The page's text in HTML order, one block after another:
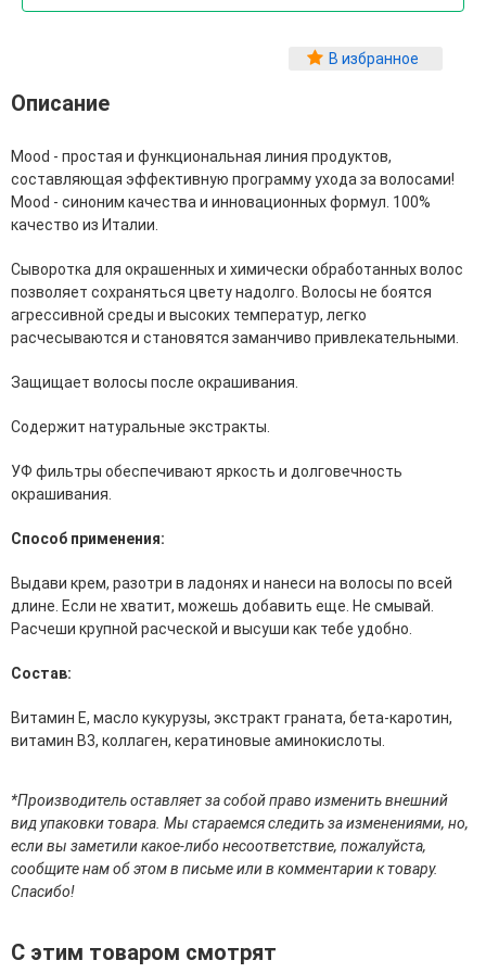
Гели для лица
Защита от солнца для лица
Карбокситерапия
Кремы для лица
Маски для лица
Масла для лица
Мицеллярная вода
Молочко и сливки для лица
Пенки и муссы для лица
Спреи для лица
Сыворотки, эликсиры, эмульсии, концентраты и
эссенции для лица
Уход для губ
Уход для кожи вокруг глаз
Для Тела
Бальзамы и гели для тела
Гели для душа
Дезодоранты для тела
Кремы для тела
Лосьоны, сыворотки и эликсиры для тела
Масла для тела
Молочко для тела
Мыло
Скрабы и пилинги для тела
В избранное
Описание
Mood - простая и функциональная линия продуктов,
составляющая эффективную программу ухода за волосами!
Mood - синоним качества и инновационных формул. 100%
качество из Италии.
Cыворотка для окрашенных и химически обработанных волос
позволяет сохраняться цвету надолго. Волосы не боятся
агрессивной среды и высоких температур, легко
расчесываются и становятся заманчиво привлекательными.
Защищает волосы после окрашивания.
Содержит натуральные экстракты.
УФ фильтры обеспечивают яркость и долговечность
окрашивания.
Способ применения:
Выдави крем, разотри в ладонях и нанеси на волосы по всей
длине. Если не хватит, можешь добавить еще. Не смывай.
Расчеши крупной расческой и высуши как тебе удобно.
Состав:
Витамин Е, масло кукурузы, экстракт граната, бета-каротин,
витамин В3, коллаген, кератиновые аминокислоты.
*Производитель оставляет за собой право изменить внешний
вид упаковки товара. Мы стараемся следить за изменениями, но,
если вы заметили какое-либо несоответствие, пожалуйста,
сообщите нам об этом в письме или в комментарии к товару.
Спасибо!
С этим товаром смотрят